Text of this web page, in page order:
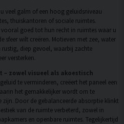
veel galm of een hoog geluidsniveau
thuiskantoren of sociale ruimtes.
goed tot hun recht in ruimtes waar u
sfeer wilt creëren. Motieven met zee, water
diep gevoel, waarbij zachte
versterken.
zowel visueel als akoestisch
te verminderen, creëert het paneel een
het gemakkelijker wordt om te
zijn. Door de gebalanceerde absorptie klinkt
van de ruimte verbeterd, zowel in
en openbare ruimtes. Tegelijkertijd